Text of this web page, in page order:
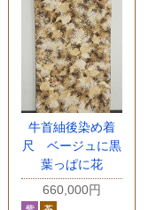
牛首紬後染め着
尺 ベージュに黒
葉っぱに花
660,000円